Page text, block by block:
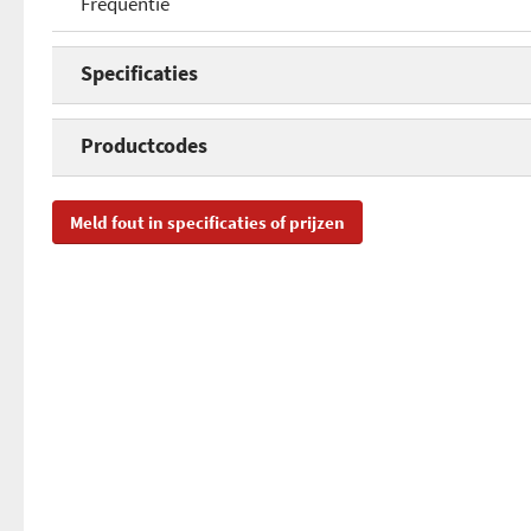
Specificaties
Frequentie
Productcodes
SKU
Meld fout in specificaties of prijzen